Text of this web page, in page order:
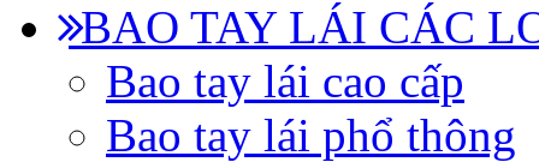
BAO TAY LÁI CÁC
Bao tay lái cao cấp
Bao tay lái phổ thông